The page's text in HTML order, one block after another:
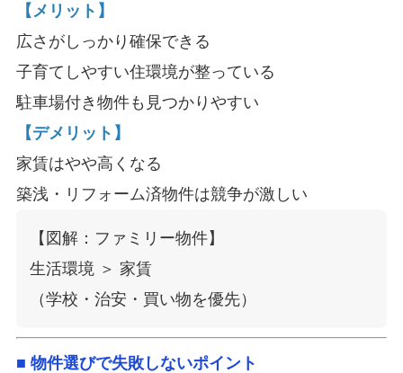
【メリット】
広さがしっかり確保できる
子育てしやすい住環境が整っている
駐車場付き物件も見つかりやすい
【デメリット】
家賃はやや高くなる
築浅・リフォーム済物件は競争が激しい
【図解：ファミリー物件】
生活環境 ＞ 家賃
■ 物件選びで失敗しないポイント